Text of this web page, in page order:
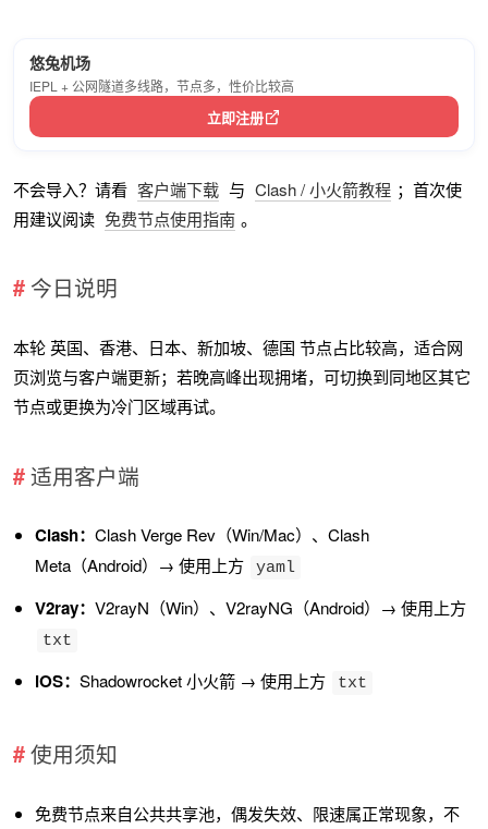
悠兔机场
IEPL + 公网隧道多线路，节点多，性价比较高
立即注册
不会导入？请看 客户端下载 与 Clash / 小火箭教程 ；首次使
用建议阅读 免费节点使用指南 。
今日说明
本轮 英国、香港、日本、新加坡、德国 节点占比较高，适合网
页浏览与客户端更新；若晚高峰出现拥堵，可切换到同地区其它
节点或更换为冷门区域再试。
适用客户端
Clash： Clash Verge Rev（Win/Mac）、Clash
Meta（Android）→ 使用上方
yaml
V2ray： V2rayN（Win）、V2rayNG（Android）→ 使用上方
txt
iOS： Shadowrocket 小火箭 → 使用上方 txt
使用须知
免费节点来自公共共享池，偶发失效、限速属正常现象，不